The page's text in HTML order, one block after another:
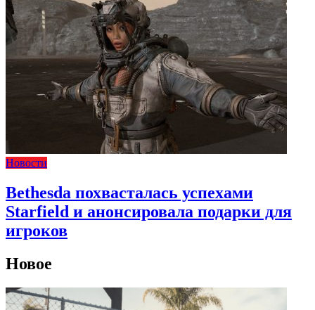
Новости
Bethesda похвасталась успехами
Starfield и анонсировала подарки для
игроков
Новое